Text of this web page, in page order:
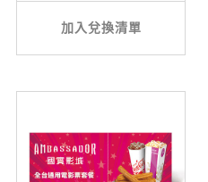
加入兌換清單